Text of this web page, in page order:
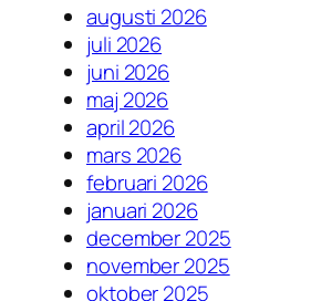
augusti 2026
juli 2026
juni 2026
maj 2026
april 2026
mars 2026
februari 2026
januari 2026
december 2025
november 2025
oktober 2025